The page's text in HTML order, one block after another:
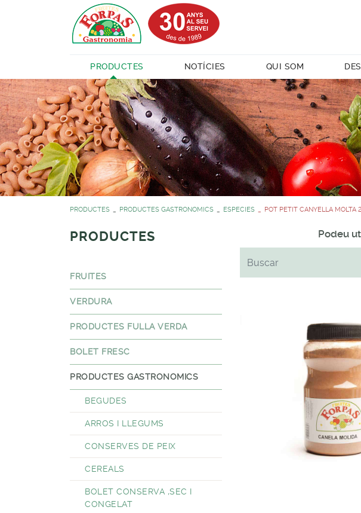
PRODUCTES NOTÍCIES QUI SOM
PRODUCTES PRODUCTES GASTRONOMICS ESPECIES POT PETIT CANYELLA MOLTA
PRODUCTES
FRUITES
VERDURA
PRODUCTES FULLA VERDA
BOLET FRESC
PRODUCTES GASTRONOMICS
BEGUDES
ARROS I LLEGUMS
CONSERVES DE PEIX
CEREALS
BOLET CONSERVA ,SEC I
CONGELAT
Podeu